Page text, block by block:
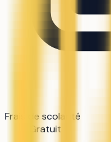
Frais de scolarité
Gratuit